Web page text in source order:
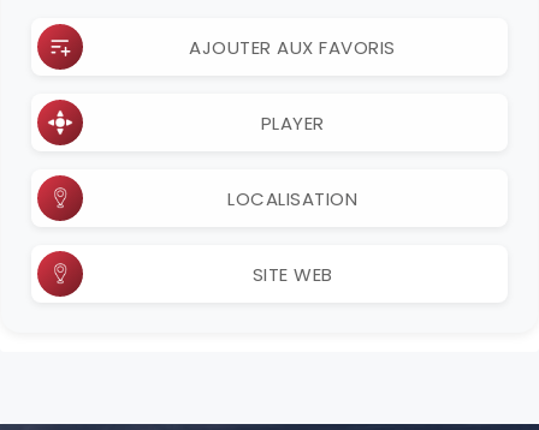
AJOUTER AUX FAVORIS
PLAYER
LOCALISATION
SITE WEB